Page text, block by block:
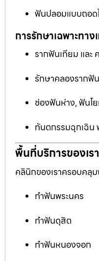
ฟันปลอมแบบถอด
การรักษาเฉพาะทา
รากฟันเทียม แล
รักษาคลองรากฟั
ช่องฟันห่าง, ฟันโ
ทันตกรรมฉุกเฉิน
พื้นที่บริการของเรา
คลินิกของเราครอบคลุ
ทำฟันพระนคร
ทำฟันดุสิต
ทำฟันหนองจอก